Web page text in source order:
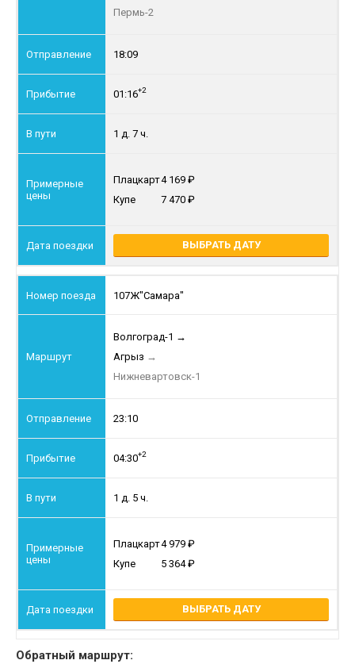
Пермь-2
18:09
01:16+2
1 д. 7 ч.
Плацкарт4 169
Купе
7 470
ВЫБРАТЬ ДАТУ
107Ж"Самара"
Волгоград-1 →
Агрыз →
Нижневартовск-1
23:10
04:30+2
1 д. 5 ч.
Плацкарт4 979
Купе
5 364
ВЫБРАТЬ ДАТУ
Обратный маршрут: